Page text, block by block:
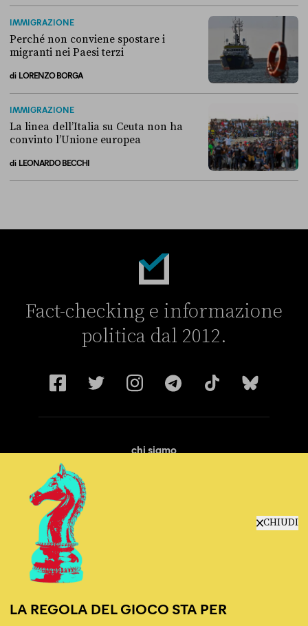
CHIUDI
LA REGOLA DEL GIOCO STA PER
IMMIGRAZIONE
Perché non conviene spostare i
migranti nei Paesi terzi
di LORENZO BORGA
IMMIGRAZIONE
La linea dell’Italia su Ceuta non ha
convinto l’Unione europea
di LEONARDO BECCHI
Fact-checking e informazione
politica dal 2012.
chi siamo